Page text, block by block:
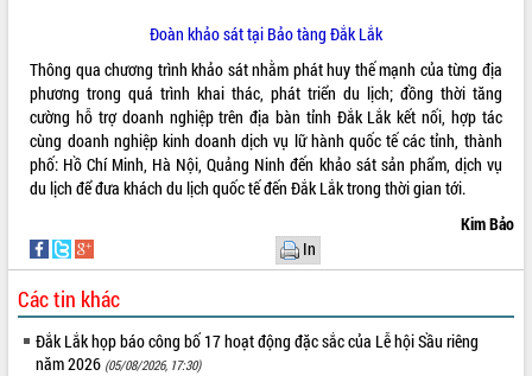
Đoàn khảo sát tại Bảo tàng Đắk Lắk
Thông qua chương trình khảo sát nhằm phát huy thế mạnh của từng địa
phương trong quá trình khai thác, phát triển du lịch; đồng thời tăng
cường hỗ trợ doanh nghiệp trên địa bàn tỉnh Đắk Lắk kết nối, hợp tác
cùng doanh nghiệp kinh doanh dịch vụ lữ hành quốc tế các tỉnh, thành
phố: Hồ Chí Minh, Hà Nội, Quảng Ninh đến khảo sát sản phẩm, dịch vụ
du lịch để đưa khách du lịch quốc tế đến Đắk Lắk trong thời gian tới.
Kim Bảo
In
Các tin khác
Đắk Lắk họp báo công bố 17 hoạt động đặc sắc của Lễ hội Sầu riêng
năm 2026 (05/08/2026, 17:30)